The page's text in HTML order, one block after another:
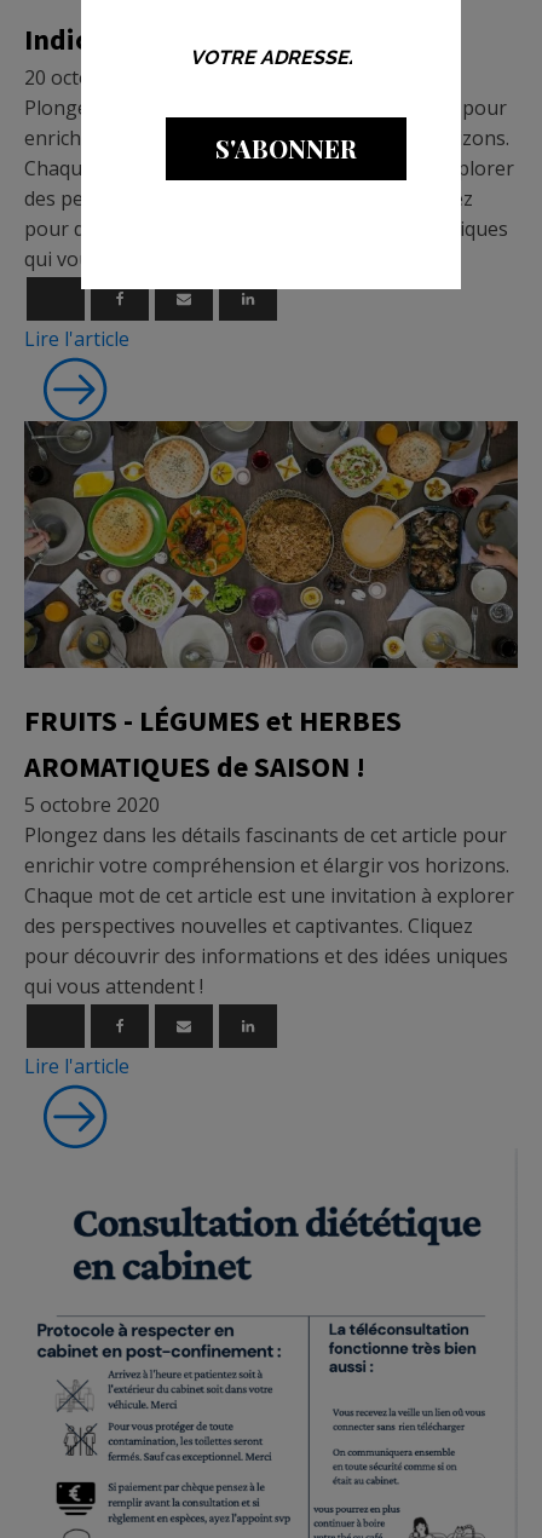
S'ABONNER
Indice HOMA et index QUICKI ?
20 octobre 2020
Plongez dans les détails fascinants de cet article pour
enrichir votre compréhension et élargir vos horizons.
Chaque mot de cet article est une invitation à explorer
des perspectives nouvelles et captivantes. Cliquez
pour découvrir des informations et des idées uniques
qui vous attendent !
Lire l'article
FRUITS - LÉGUMES et HERBES
AROMATIQUES de SAISON !
5 octobre 2020
Plongez dans les détails fascinants de cet article pour
enrichir votre compréhension et élargir vos horizons.
Chaque mot de cet article est une invitation à explorer
des perspectives nouvelles et captivantes. Cliquez
pour découvrir des informations et des idées uniques
qui vous attendent !
Lire l'article